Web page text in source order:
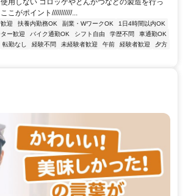
こがポイント///////////...
迎 扶養内勤務OK 副業・WワークOK
1日4時間以内OK
ー歓迎 バイク通勤OK シフト自由 学歴不問
車通勤OK
転勤なし 経験不問 未経験者歓迎 午前 経験者歓迎
夕方